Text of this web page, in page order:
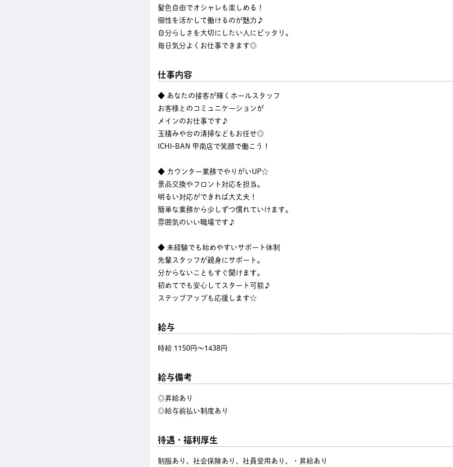
髪色自由でオシャレも楽しめる！
個性を活かして働けるのが魅力♪
自分らしさを大切にしたい人にピッタリ。
毎日気分よくお仕事できます◎
仕事内容
◆ あなたの接客が輝くホールスタッフ
お客様とのコミュニケーションが
メインのお仕事です♪
玉積みや台の清掃などもお任せ◎
ICHI-BAN 甲南店で笑顔で働こう！
◆ カウンター業務でやりがいUP☆
景品交換やフロント対応を担当。
明るい対応ができれば大丈夫！
簡単な業務から少しずつ慣れていけます。
雰囲気のいい職場です♪
◆ 未経験でも始めやすいサポート体制
先輩スタッフが親身にサポート。
分からないこともすぐ聞けます。
初めてでも安心してスタート可能♪
ステップアップも応援します☆
給与
時給 1150円〜1438円
給与備考
◎昇給あり
◎給与前払い制度あり
待遇・福利厚生
制服あり、社会保険あり、社員登用あり、・昇給あり